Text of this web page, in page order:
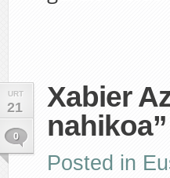
URT
21
0
Xabier
nahikoa”
Posted in